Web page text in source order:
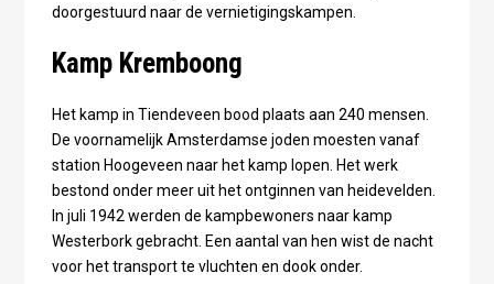
doorgestuurd naar de vernietigingskampen.
Kamp Kremboong
Het kamp in Tiendeveen bood plaats aan 240 mensen.
De voornamelijk Amsterdamse joden moesten vanaf
station Hoogeveen naar het kamp lopen. Het werk
bestond onder meer uit het ontginnen van heidevelden.
In juli 1942 werden de kampbewoners naar kamp
Westerbork gebracht. Een aantal van hen wist de nacht
voor het transport te vluchten en dook onder.